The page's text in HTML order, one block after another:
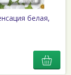
белая,